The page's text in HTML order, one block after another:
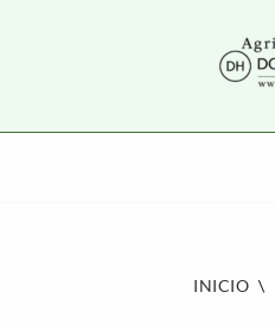
INICIO \